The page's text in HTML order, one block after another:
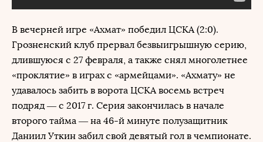
В вечерней игре «Ахмат» победил ЦСКА (2:0).
Грозненский клуб прервал безвыигрышную серию,
длившуюся с 27 февраля, а также снял многолетнее
«проклятие» в играх с «армейцами». «Ахмату» не
удавалось забить в ворота ЦСКА восемь встреч
подряд — с 2017 г. Серия закончилась в начале
второго тайма — на 46-й минуте полузащитник
Даниил Уткин забил свой девятый гол в чемпионате.